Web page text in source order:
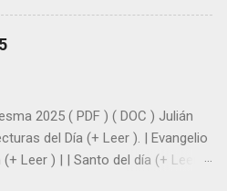
superhombres, podemos
pendiente de nosotros. Amar es
nosotros. “ Señor, soy un
pero tú me das la savia para
mis ramas y hojas den sombra
2025 ( PDF ) ( DOC ) Julián
del Día (+ Leer ). | Evangelio
(+ Leer ) | | Santo del día (+ Leer )